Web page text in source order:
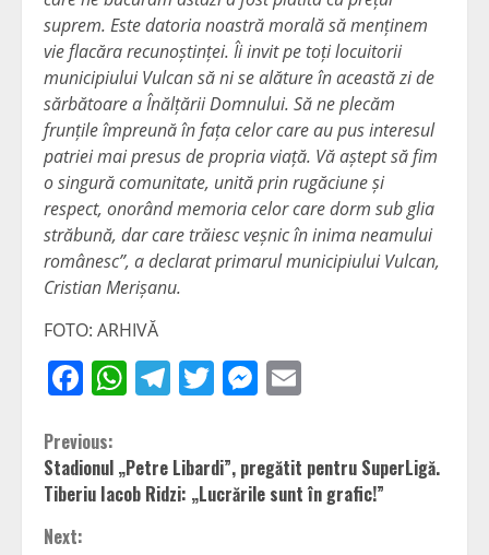
suprem. Este datoria noastră morală să menținem
vie flacăra recunoștinței. Îi invit pe toți locuitorii
municipiului Vulcan să ni se alăture în această zi de
sărbătoare a Înălțării Domnului. Să ne plecăm
frunțile împreună în fața celor care au pus interesul
patriei mai presus de propria viață. Vă aștept să fim
o singură comunitate, unită prin rugăciune și
respect, onorând memoria celor care dorm sub glia
străbună, dar care trăiesc veșnic în inima neamului
românesc”, a declarat primarul municipiului Vulcan,
Cristian Merișanu.
FOTO: ARHIVĂ
Facebook
WhatsApp
Telegram
TwitterMessenger
Continue
Reading
Previous:
Stadionul „Petre Libardi”, pregătit pentru SuperLigă.
Tiberiu Iacob Ridzi: „Lucrările sunt în grafic!”
Next: